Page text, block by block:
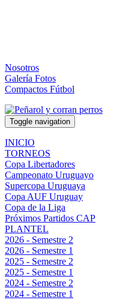
Nosotros
Galería Fotos
Compactos Fútbol
Toggle navigation
INICIO
TORNEOS
Copa Libertadores
Campeonato Uruguayo
Supercopa Uruguaya
Copa AUF Uruguay
Copa de la Liga
Próximos Partidos CAP
PLANTEL
2026 - Semestre 2
2026 - Semestre 1
2025 - Semestre 2
2025 - Semestre 1
2024 - Semestre 2
2024 - Semestre 1